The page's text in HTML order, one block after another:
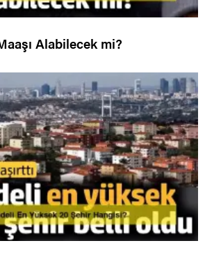
Alabilecek mi?